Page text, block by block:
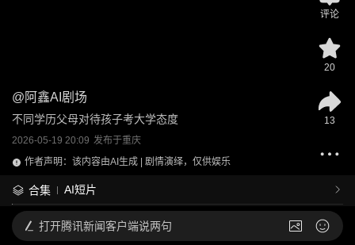
@ 阿鑫AI剧场
不同学历父母对待孩子考大学态度
2026-05-19 20:09 发布于重庆
作者声明：该内容由AI生成 | 剧情演绎，仅供娱乐
合集 AI短片
评论
20
13
打开腾讯新闻客户端说两句